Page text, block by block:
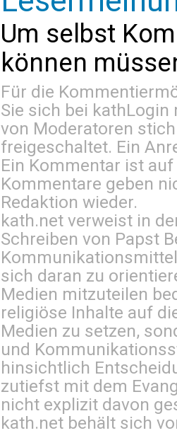
Um selbst
können
Für die
Sie sich bei kathLogin
von Moderatoren
freigeschaltet. Ein
Ein Kommentar ist
Kommentare geben
Redaktion wieder.
kath.net verweist in
Schreiben von Papst
sich daran zu
Medien mitzuteilen
religiöse Inhalte auf
Medien zu setzen,
und
hinsichtlich
zutiefst mit dem
nicht explizit davon
kath.net behält sich